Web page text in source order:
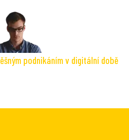
podnikáním v digitální době